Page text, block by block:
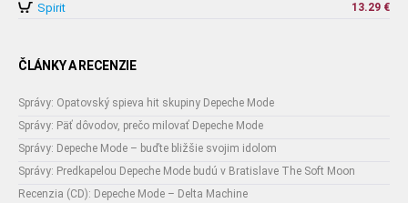
Spirit 13.29 €
ČLÁNKY A RECENZIE
Správy: Opatovský spieva hit skupiny Depeche Mode
Správy: Päť dôvodov, prečo milovať Depeche Mode
Správy: Depeche Mode – buďte bližšie svojim idolom
Správy: Predkapelou Depeche Mode budú v Bratislave The Soft Moon
Recenzia (CD): Depeche Mode – Delta Machine